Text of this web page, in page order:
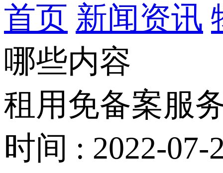
首页 新闻资讯
哪些内容
租用免备案服
时间 : 2022-07-